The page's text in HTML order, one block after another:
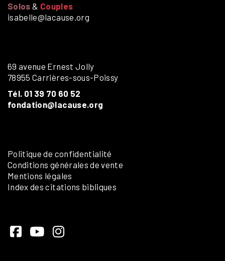
Solos & Couples
isabelle@lacause.org
69 avenue Ernest Jolly
78955 Carrières-sous-Poissy
Tél. 01 39 70 60 52
fondation@lacause.org
Politique de confidentialité
Conditions générales de vente
Mentions légales
Index des citations bibliques